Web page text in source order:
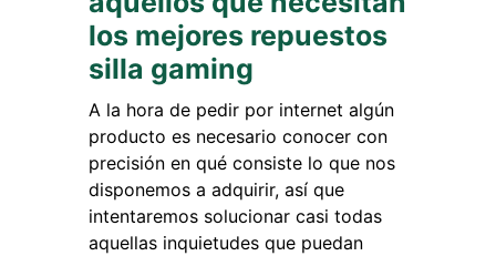
los mejores repuestos
silla gaming
A la hora de pedir por internet algún
producto es necesario conocer con
precisión en qué consiste lo que nos
disponemos a adquirir, así que
intentaremos solucionar casi todas
aquellas inquietudes que puedan